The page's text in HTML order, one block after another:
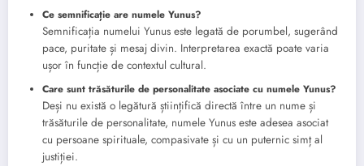
Ce semnificație are numele Yunus?
Semnificația numelui Yunus este legată de porumbel, sugerând
pace, puritate și mesaj divin. Interpretarea exactă poate varia
ușor în funcție de contextul cultural.
Care sunt trăsăturile de personalitate asociate cu numele Yunus?
Deși nu există o legătură științifică directă între un nume și
trăsăturile de personalitate, numele Yunus este adesea asociat
cu persoane spirituale, compasivate și cu un puternic simț al
justiției.